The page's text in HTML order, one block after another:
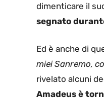
dimenticare il
segnato
Ed è anche di
miei Sanremo,
rivelato alcuni
Amadeus è